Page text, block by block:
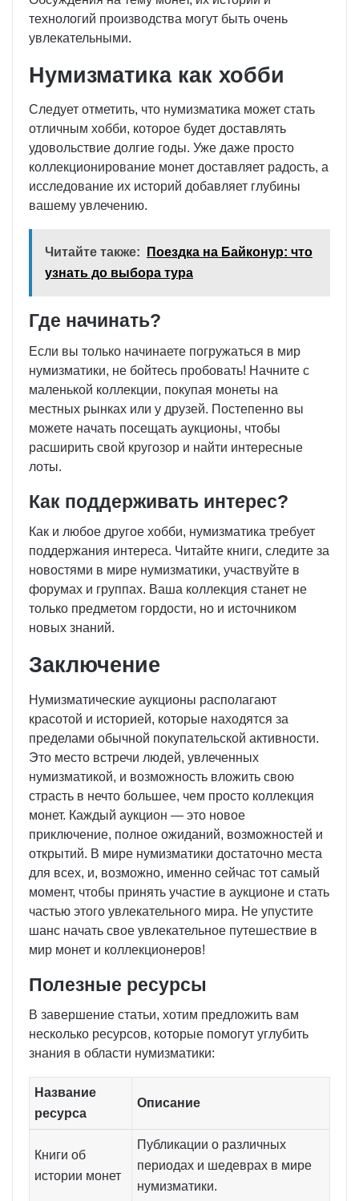
технологий производства могут быть очень
увлекательными.
Нумизматика как хобби
Следует отметить, что нумизматика может стать
отличным хобби, которое будет доставлять
удовольствие долгие годы. Уже даже просто
коллекционирование монет доставляет радость, а
исследование их историй добавляет глубины
вашему увлечению.
Читайте также:
Поездка на Байконур: что
узнать до выбора тура
Где начинать?
Если вы только начинаете погружаться в мир
нумизматики, не бойтесь пробовать! Начните с
маленькой коллекции, покупая монеты на
местных рынках или у друзей. Постепенно вы
можете начать посещать аукционы, чтобы
расширить свой кругозор и найти интересные
лоты.
Как поддерживать интерес?
Как и любое другое хобби, нумизматика требует
поддержания интереса. Читайте книги, следите за
новостями в мире нумизматики, участвуйте в
форумах и группах. Ваша коллекция станет не
только предметом гордости, но и источником
новых знаний.
Заключение
Нумизматические аукционы располагают
красотой и историей, которые находятся за
пределами обычной покупательской активности.
Это место встречи людей, увлеченных
нумизматикой, и возможность вложить свою
страсть в нечто большее, чем просто коллекция
монет. Каждый аукцион — это новое
приключение, полное ожиданий, возможностей и
открытий. В мире нумизматики достаточно места
для всех, и, возможно, именно сейчас тот самый
момент, чтобы принять участие в аукционе и стать
частью этого увлекательного мира. Не упустите
шанс начать свое увлекательное путешествие в
мир монет и коллекционеров!
Полезные ресурсы
В завершение статьи, хотим предложить вам
несколько ресурсов, которые помогут углубить
знания в области нумизматики:
Название
ресурса
Описание
Книги об
истории монет
Публикации о различных
периодах и шедеврах в мире
нумизматики.